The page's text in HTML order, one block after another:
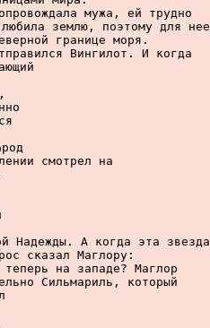
мужа, ей трудно
землю, поэтому для нее
границе моря.
Вингилот. И когда
смотрел на
Надежды. А когда эта звезда
сказал Маглору:
на западе? Маглор
Сильмариль, который